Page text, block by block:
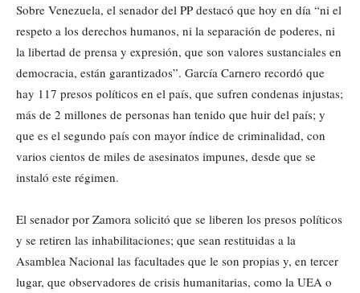
Sobre Venezuela, el senador del PP destacó que hoy en día “ni el
respeto a los derechos humanos, ni la separación de poderes, ni
la libertad de prensa y expresión, que son valores sustanciales en
democracia, están garantizados”. García Carnero recordó que
hay 117 presos políticos en el país, que sufren condenas injustas;
más de 2 millones de personas han tenido que huir del país; y
que es el segundo país con mayor índice de criminalidad, con
varios cientos de miles de asesinatos impunes, desde que se
instaló este régimen.
El senador por Zamora solicitó que se liberen los presos políticos
y se retiren las inhabilitaciones; que sean restituidas a la
Asamblea Nacional las facultades que le son propias y, en tercer
lugar, que observadores de crisis humanitarias, como la UEA o